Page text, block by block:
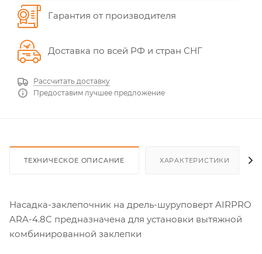
Гарантия от производителя
Доставка по всей РФ и стран СНГ
Рассчитать доставку
Предоставим лучшее предложение
ТЕХНИЧЕСКОЕ ОПИСАНИЕ ХАРАКТЕРИСТИКИ
Насадка-заклепочник на дрель-шуруповерт AIRPRO
ARA-4.8C предназначена для установки вытяжной
комбинированной заклепки